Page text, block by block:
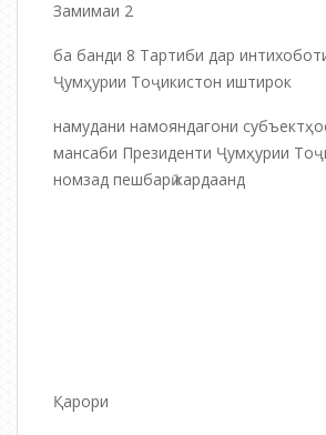
Замимаи 2
ба банди 8 Тартиби дар
Ҷумҳурии Тоҷикистон иштирок
намудани намояндагони
мансаби Президенти Ҷумҳурии
номзад пешбарӣ кардаанд
Қарори